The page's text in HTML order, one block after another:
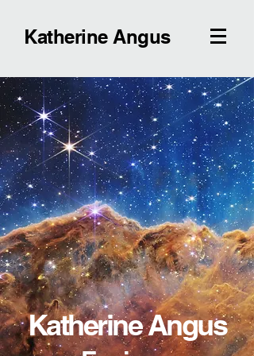
Katherine Angus
Katherine Angus